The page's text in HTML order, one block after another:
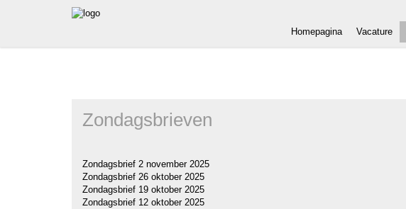
Homepagina Vacature
Zondagsbrieven
Zondagsbrief 2 november 2025
Zondagsbrief 26 oktober 2025
Zondagsbrief 19 oktober 2025
Zondagsbrief 12 oktober 2025